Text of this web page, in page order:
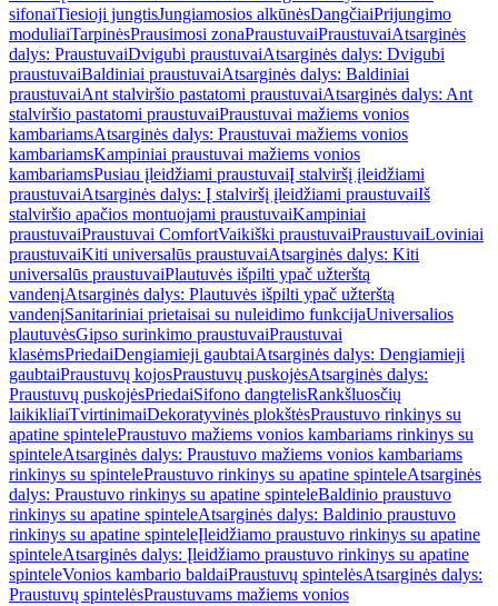
sifonaiTiesioji jungtisJungiamosios alkūnėsDangčiaiPrijungimo
moduliaiTarpinėsPrausimosi zonaPraustuvaiPraustuvaiAtsarginės
dalys: PraustuvaiDvigubi praustuvaiAtsarginės dalys: Dvigubi
praustuvaiBaldiniai praustuvaiAtsarginės dalys: Baldiniai
praustuvaiAnt stalviršio pastatomi praustuvaiAtsarginės dalys: Ant
stalviršio pastatomi praustuvaiPraustuvai mažiems vonios
kambariamsAtsarginės dalys: Praustuvai mažiems vonios
kambariamsKampiniai praustuvai mažiems vonios
kambariamsPusiau įleidžiami praustuvaiĮ stalviršį įleidžiami
praustuvaiAtsarginės dalys: Į stalviršį įleidžiami praustuvaiIš
stalviršio apačios montuojami praustuvaiKampiniai
praustuvaiPraustuvai ComfortVaikiški praustuvaiPraustuvaiLoviniai
praustuvaiKiti universalūs praustuvaiAtsarginės dalys: Kiti
universalūs praustuvaiPlautuvės išpilti ypač užterštą
vandenįAtsarginės dalys: Plautuvės išpilti ypač užterštą
vandenįSanitariniai prietaisai su nuleidimo funkcijaUniversalios
plautuvėsGipso surinkimo praustuvaiPraustuvai
klasėmsPriedaiDengiamieji gaubtaiAtsarginės dalys: Dengiamieji
gaubtaiPraustuvų kojosPraustuvų puskojėsAtsarginės dalys:
Praustuvų puskojėsPriedaiSifono dangtelisRankšluosčių
laikikliaiTvirtinimaiDekoratyvinės plokštėsPraustuvo rinkinys su
apatine spintelePraustuvo mažiems vonios kambariams rinkinys su
spinteleAtsarginės dalys: Praustuvo mažiems vonios kambariams
rinkinys su spintelePraustuvo rinkinys su apatine spinteleAtsarginės
dalys: Praustuvo rinkinys su apatine spinteleBaldinio praustuvo
rinkinys su apatine spinteleAtsarginės dalys: Baldinio praustuvo
rinkinys su apatine spinteleĮleidžiamo praustuvo rinkinys su apatine
spinteleAtsarginės dalys: Įleidžiamo praustuvo rinkinys su apatine
spinteleVonios kambario baldaiPraustuvų spintelėsAtsarginės dalys:
Praustuvų spintelėsPraustuvams mažiems vonios